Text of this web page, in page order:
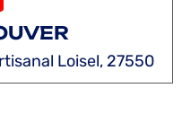
Loisel, 27550